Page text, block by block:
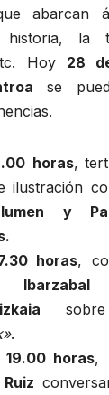
abarcan
historia, la
Hoy 28
se
horas,
ilustración
y
horas,
.
19.00 horas,